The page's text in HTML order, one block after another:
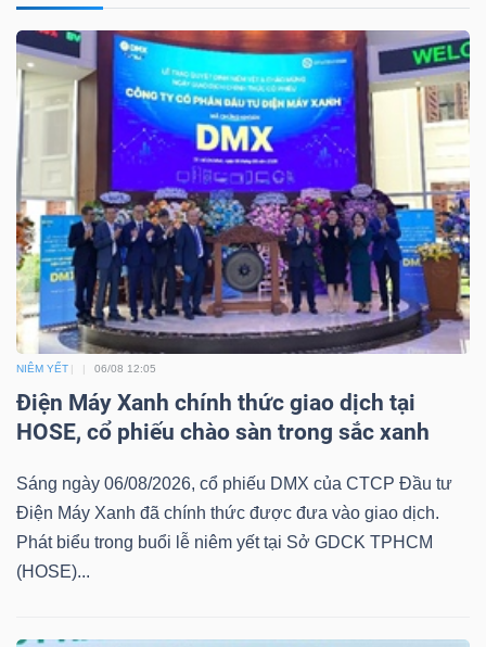
NIÊM YẾT 06/08 12:05
Điện Máy Xanh chính thức giao dịch tại
HOSE, cổ phiếu chào sàn trong sắc xanh
Sáng ngày 06/08/2026, cổ phiếu DMX của CTCP Đầu tư
Điện Máy Xanh đã chính thức được đưa vào giao dịch.
Phát biểu trong buổi lễ niêm yết tại Sở GDCK TPHCM
(HOSE)...
NGÀNH
DOANH
NGHIỆP
CỔ
PHIẾU
PHÁI
SINH